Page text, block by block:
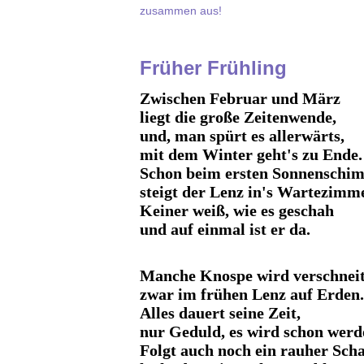
zusammen aus!
Früher Frühling
Zwischen Februar und März
liegt die große Zeitenwende,
und, man spürt es allerwärts,
mit dem Winter geht's zu Ende.
Schon beim ersten
steigt der Lenz in's
Keiner weiß, wie es geschah
und auf einmal ist er da.
Manche Knospe wird
zwar im frühen Lenz auf Erden.
Alles dauert seine Zeit,
nur Geduld, es wird schon
Folgt auch noch ein rauher